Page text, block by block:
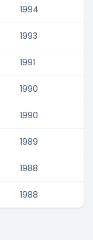
1994
1993
1991
1990
1990
1989
1988
1988